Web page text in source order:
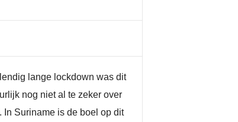
lange lockdown was dit
nog niet al te zeker over
Suriname is de boel op dit